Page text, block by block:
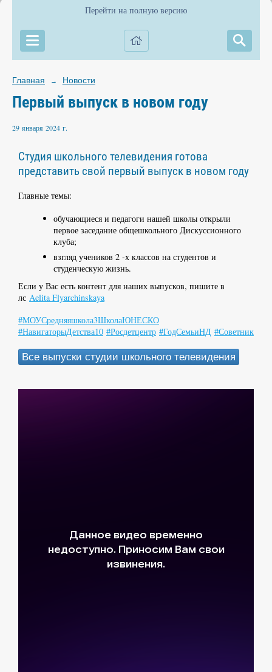
Перейти на полную версию
Главная → Новости
Первый выпуск в новом году
29 января 2024 г.
Студия школьного телевидения готова
представить свой первый выпуск в новом году
Главные темы:
обучающиеся и педагоги нашей школы открыли
первое заседание общешкольного Дискуссионного
клуба;
взгляд учеников 2 -х классов на студентов и
студенческую жизнь.
Если у Вас есть контент для наших выпусков, пишите в
лс Aelita Flyarchinskaya
#МОУСредняяшкола3ШколаЮНЕСКО
#НавигаторыДетства10 #Росдетцентр #ГодСемьиНД
Все выпуски студии школьного телевидения